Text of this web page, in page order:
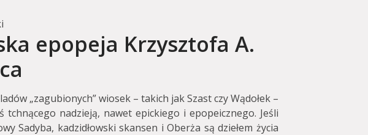
epopeja Krzysztofa A.
„zagubionych” wiosek – takich jak Szast czy Wądołek –
tchnącego nadzieją, nawet epickiego i epopeicznego. Jeśli
Sadyba, kadzidłowski skansen i Oberża są dziełem życia